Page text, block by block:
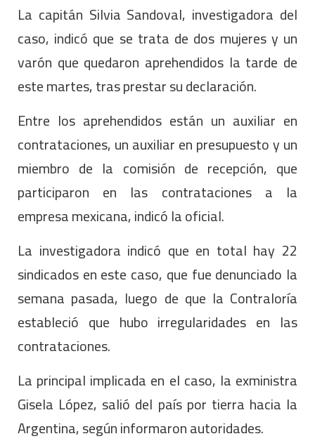
La capitán Silvia Sandoval, investigadora del
caso, indicó que se trata de dos mujeres y un
varón que quedaron aprehendidos la tarde de
este martes, tras prestar su declaración.
Entre los aprehendidos están un auxiliar en
contrataciones, un auxiliar en presupuesto y un
miembro de la comisión de recepción, que
participaron en las contrataciones a la
empresa mexicana, indicó la oficial.
La investigadora indicó que en total hay 22
sindicados en este caso, que fue denunciado la
semana pasada, luego de que la Contraloría
estableció que hubo irregularidades en las
contrataciones.
La principal implicada en el caso, la exministra
Gisela López, salió del país por tierra hacia la
Argentina, según informaron autoridades.